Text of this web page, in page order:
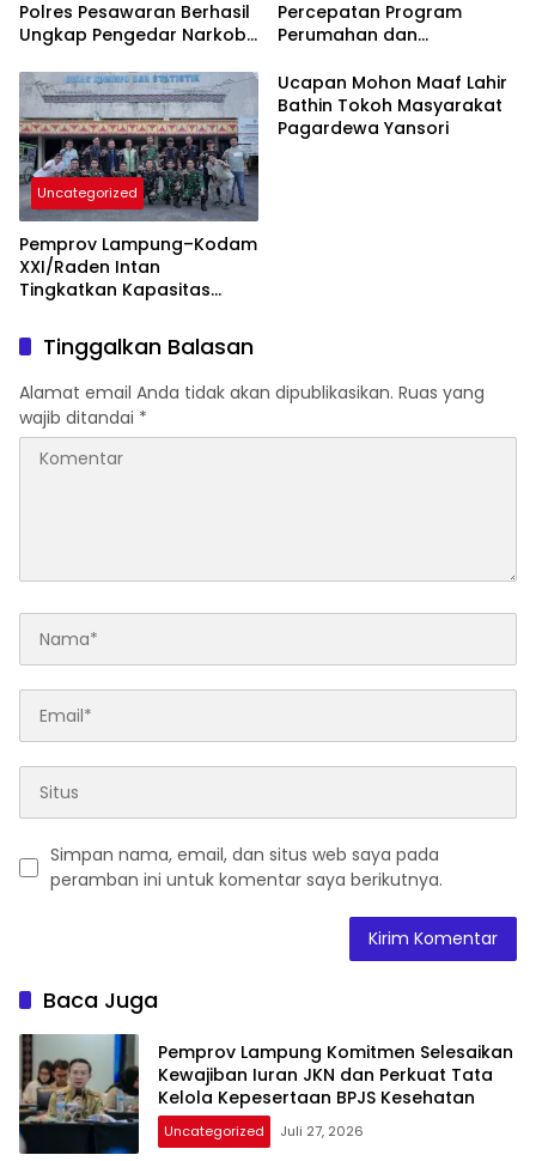
Polres Pesawaran Berhasil
Ungkap Pengedar Narkoba
Percepatan Program
Perumahan dan
Rakyat
Uncategorized
Pemprov Lampung–Kodam
XXI/Raden Intan
Tingkatkan Kapasitas
Komunikasi Publik
Ucapan Mohon Maaf Lahir
Bathin Tokoh Masyarakat
Pagardewa Yansori
Tinggalkan Balasan
Alamat email Anda tidak akan dipublikasikan. Ruas yang
wajib ditandai *
Simpan nama, email, dan situs web saya pada
peramban ini untuk komentar saya berikutnya.
Baca Juga
Pemprov Lampung Komitmen Selesaikan
Kewajiban Iuran JKN dan Perkuat Tata
Kelola Kepesertaan BPJS Kesehatan
Uncategorized Juli 27, 2026